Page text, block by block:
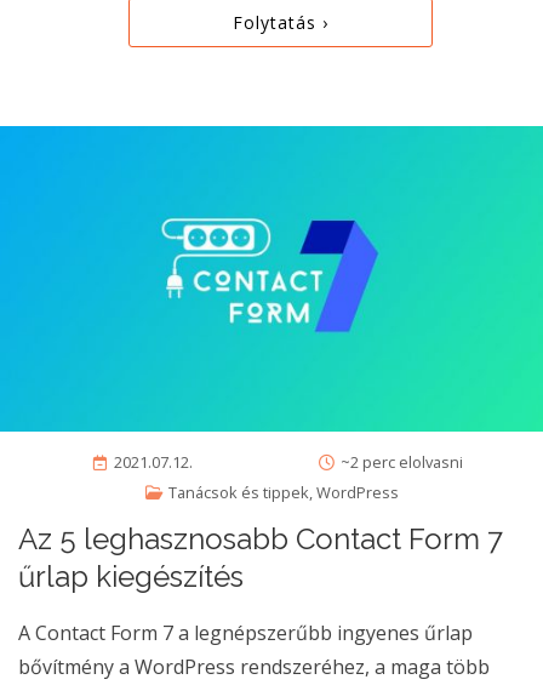
Folytatás ›
2021.07.12.
~2 perc elolvasni
Tanácsok és tippek,WordPress
Az 5 leghasznosabb Contact Form 7
űrlap kiegészítés
A Contact Form 7 a legnépszerűbb ingyenes űrlap
bővítmény a WordPress rendszeréhez, a maga több